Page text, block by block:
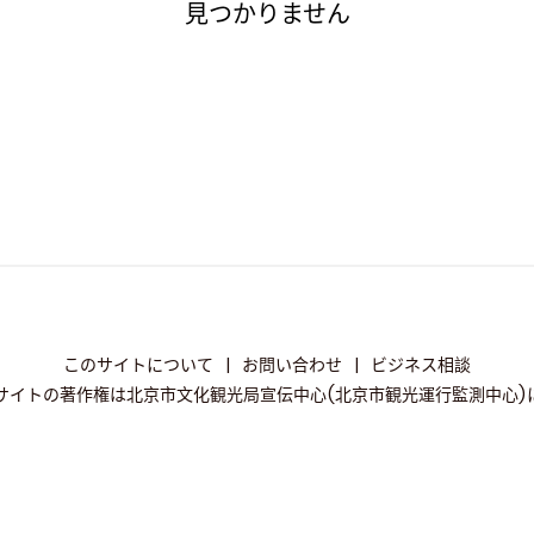
見つかりません
このサイトについて | お問い合わせ |
ビジネス相談
イトの著作権は北京市文化観光局宣伝中心(北京市観光運行監測中心)